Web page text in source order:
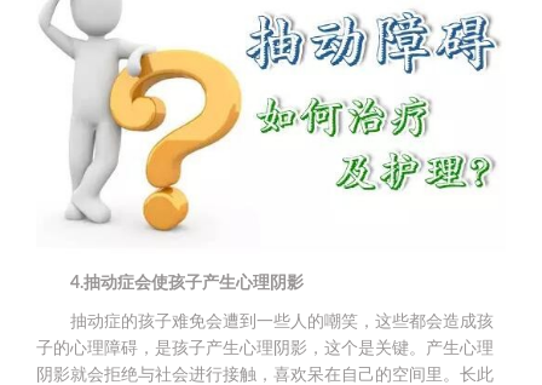
4.抽动症会使孩子产生心理阴影
抽动症的孩子难免会遭到一些人的嘲笑，这些都会造成孩
子的心理障碍，是孩子产生心理阴影，这个是关键。产生心理
阴影就会拒绝与社会进行接触，喜欢呆在自己的空间里。长此